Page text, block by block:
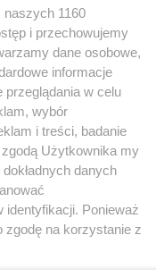
lipiec
w prywatną własność
z każdym w tej lidze
na Rąbinie
przeciwko
świadków
prowadziły po
naszych 1160
i przechowujemy
dane osobowe,
informacje
przeglądania w celu
wybór
i treści, badanie
Użytkownika my
danych
identyfikacji. Ponieważ
zgodę na korzystanie z